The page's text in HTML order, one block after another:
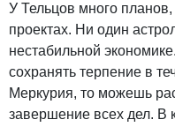
У Тельцов много
проектах. Ни один
нестабильной
сохранять терпение в
Меркурия, то можешь
завершение всех дел. В